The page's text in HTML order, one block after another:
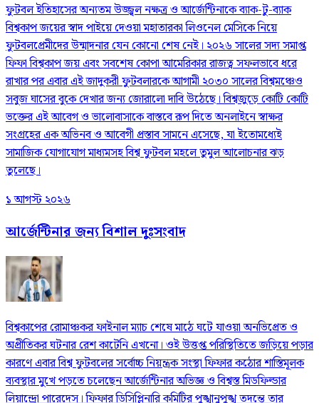
ফুটবল ইতিহাসের অন্যতম উজ্জ্বল নক্ষত্র ও আর্জেন্টিনাকে ব্যাক-টু-ব্যাক
বিশ্বকাপ জয়ের স্বাদ পাইয়ে দেওয়া মহাতারকা লিওনেল মেসিকে নিয়ে
ফুটবলপ্রেমীদের উন্মাদনার যেন কোনো শেষ নেই। ২০২৬ সালের সদ্য সমাপ্ত
ফিফা বিশ্বকাপ জয় এবং সবশেষ কোপা আমেরিকার রাজত্ব সফলভাবে ধরে
রাখার পর এবার এই জাদুকরী ফুটবলারকে আগামী ২০৩০ সালের বিশ্বমঞ্চেও
সবুজ ঘাসের বুকে দেখার জন্য জোরালো দাবি উঠেছে। বিশ্বজুড়ে কোটি কোটি
ভক্তের এই আবেগ ও ভালোবাসাকে বাস্তবে রূপ দিতে অনলাইনে স্বাক্ষর
সংগ্রহের এক অভিনব ও আবেগী প্রস্তাব সামনে এসেছে, যা ইতোমধ্যেই
সামাজিক যোগাযোগ মাধ্যমসহ বিশ্ব ফুটবল মহলে তুমুল আলোচনার ঝড়
তুলেছে।
১ আগস্ট ২০২৬
আর্জেন্টিনার জন্য বিশাল দুঃসংবাদ
বিশ্বকাপের রোমাঞ্চকর ফাইনাল ম্যাচ শেষে মাঠে ঘটে যাওয়া অনভিপ্রেত ও
অপ্রীতিকর ঘটনার রেশ কাটেনি এখনো। ওই উত্তপ্ত পরিস্থিতিতে জড়িয়ে পড়ার
কারণে এবার বিশ্ব ফুটবলের সর্বোচ্চ নিয়ন্ত্রক সংস্থা ফিফার কঠোর শাস্তিমূলক
ব্যবস্থার মুখে পড়তে চলেছেন আর্জেন্টিনার অভিজ্ঞ ও বিশ্বস্ত মিডফিল্ডার
লিয়ান্দ্রো পারেদেস। ফিফার ডিসিপ্লিনারি কমিটির পুঙ্খানুপুঙ্খ তদন্তে তার